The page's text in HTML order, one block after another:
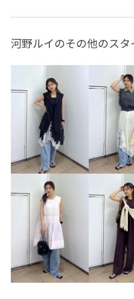
サンダル 財布/小物 キ
2026ceremonybi Tシャツ
きれいに見える さらっと着
インソール ウエストがゴム
カジュアル クリーンな印象
コットンの混紡糸 ゴム仕様
シャツ ジャ
スッキリ
セットアップ セットアップ
デザイン性 トレンド
河野ルイのその他のスタ